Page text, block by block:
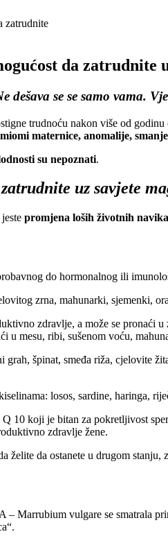
da zatrudnite
dešava se se samo vama.
trudnoću nakon više od
maternice, anomalije,
su nepoznati.
uz savjete
promjena loših životnih navika
do hormonalnog ili
zrna, mahunarki, sjemenki,
zdravlje, a može se pronaći
u mesu, ribi, sušenom voću,
špinat, smeđa riža, cjelovite
losos, sardine, haringa,
10 koji je bitan za pokretljivost
zdravlje žene.
želite da ostanete u drugom
Marrubium vulgare se smatrala